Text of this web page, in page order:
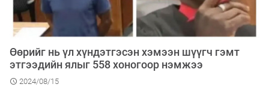
Өөрийг нь үл хүндэтгэсэн хэмээн шүүгч гэмт
этгээдийн ялыг 558 хоногоор нэмжээ
2024/08/15